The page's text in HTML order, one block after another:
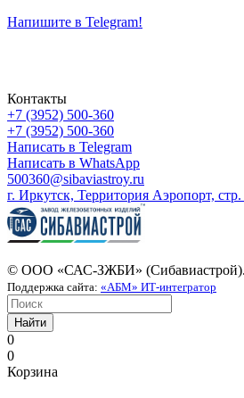
Напишите в Telegram!
Контакты
+7 (3952) 500-360
+7 (3952) 500-360
Написать в Telegram
Написать в WhatsApp
500360@sibaviastroy.ru
г. Иркутск, Территория Аэропорт,
© ООО «САС-ЗЖБИ» (Сибавиастрой).
Поддержка сайта: «АБМ» ИТ-интегратор
Найти
0
0
Корзина